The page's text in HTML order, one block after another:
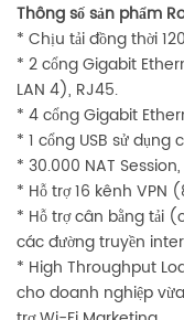
Thông số sản phẩm
* Chịu tải đồng thời
* 2 cổng Gigabit
LAN 4), RJ45.
* 4 cổng Gigabit
* 1 cổng USB sử
* 30.000 NAT
* Hỗ trợ 16 kênh VPN
* Hỗ trợ cân bằng tải
các đường truyền
* High Throughput
cho doanh nghiệp